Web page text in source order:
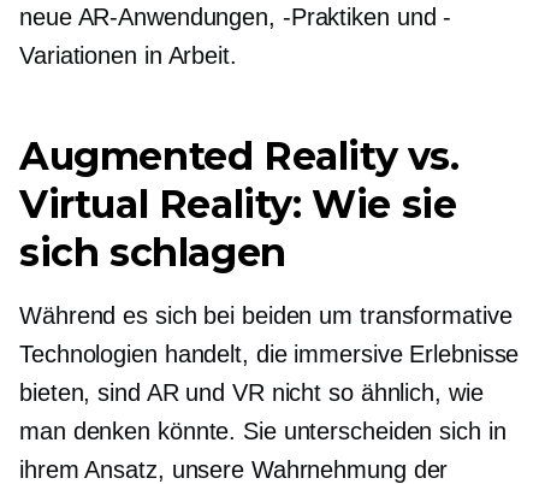
neue AR-Anwendungen, -Praktiken und -
Variationen in Arbeit.
Augmented Reality vs.
Virtual Reality: Wie sie
sich schlagen
Während es sich bei beiden um transformative
Technologien handelt, die immersive Erlebnisse
bieten, sind AR und VR nicht so ähnlich, wie
man denken könnte. Sie unterscheiden sich in
ihrem Ansatz, unsere Wahrnehmung der